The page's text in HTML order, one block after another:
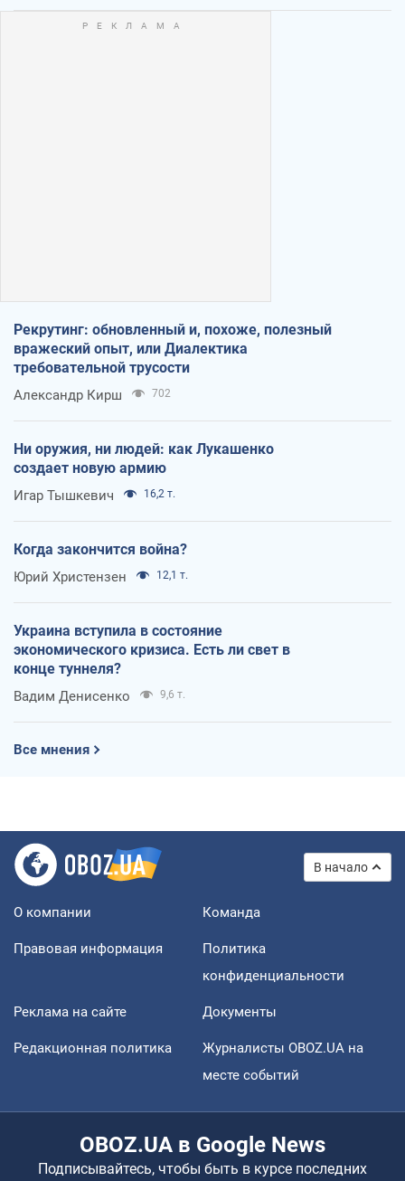
Рекрутинг: обновленный и, похоже, полезный
вражеский опыт, или Диалектика
требовательной трусости
Александр Кирш 702
Ни оружия, ни людей: как Лукашенко
создает новую армию
Игар Тышкевич 16,2 т.
Когда закончится война?
Юрий Христензен 12,1 т.
Украина вступила в состояние
экономического кризиса. Есть ли свет в
конце туннеля?
Вадим Денисенко 9,6 т.
Все мнения
В начало
О компании Команда
Правовая информация
Политика
конфиденциальности
Реклама на сайте Документы
Редакционная политика
Журналисты OBOZ.UA на
месте событий
OBOZ.UA в Google News
Подписывайтесь, чтобы быть в курсе последних